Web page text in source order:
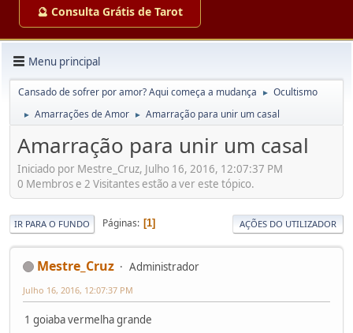
🔮 Consulta Grátis de Tarot
Menu principal
Cansado de sofrer por amor? Aqui começa a mudança ► Ocultismo
► Amarrações de Amor ► Amarração para unir um casal
Amarração para unir um casal
Iniciado por Mestre_Cruz, Julho 16, 2016, 12:07:37 PM
0 Membros e 2 Visitantes estão a ver este tópico.
IR PARA O FUNDO Páginas 1 AÇÕES DO UTILIZADOR
Mestre_Cruz Administrador
Julho 16, 2016, 12:07:37 PM
1 goiaba vermelha grande